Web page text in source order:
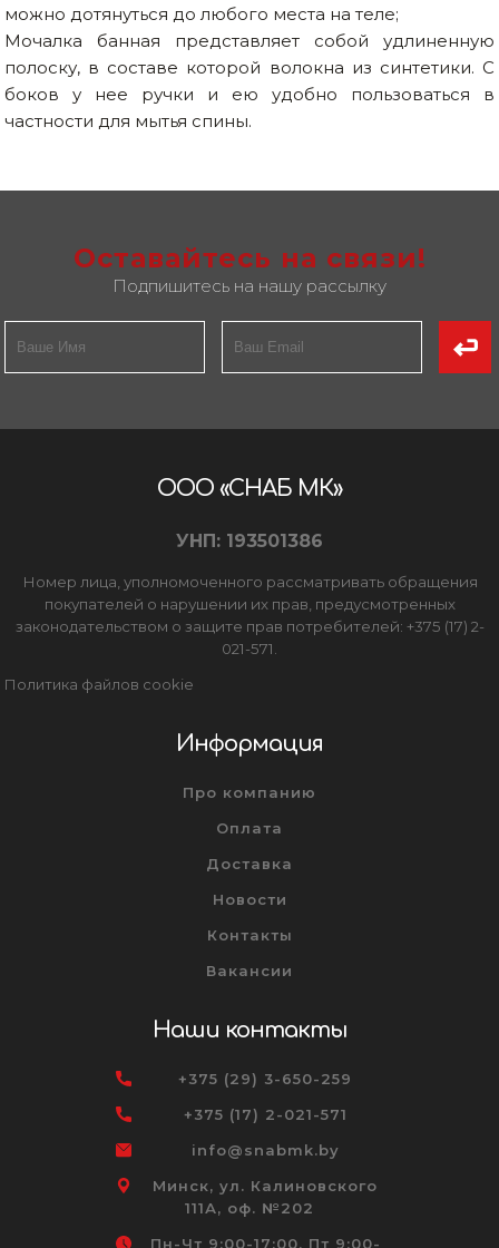
можно дотянуться до любого места на теле;
Мочалка банная представляет собой удлиненную
полоску, в составе которой волокна из синтетики. С
боков у нее ручки и ею удобно пользоваться в
частности для мытья спины.
Оставайтесь на связи!
Подпишитесь на нашу рассылку
ООО «СНАБ МК»
УНП: 193501386
Номер лица, уполномоченного рассматривать обращения
покупателей о нарушении их прав, предусмотренных
законодательством о защите прав потребителей: +375 (17) 2-
021-571.
Политика файлов cookie
Информация
Про компанию
Оплата
Доставка
Новости
Контакты
Вакансии
Наши контакты
+375 (29) 3-650-259
+375 (17) 2-021-571
info@snabmk.by
Минск, ул. Калиновского
111А, оф. №202
Пн-Чт 9:00-17:00, Пт 9:00-